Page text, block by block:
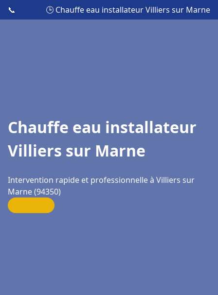
📞 🕒 Chauffe eau installateur Villiers sur Marne
Chauffe eau installateur
Villiers sur Marne
Intervention rapide et professionnelle à Villiers sur
Marne (94350)